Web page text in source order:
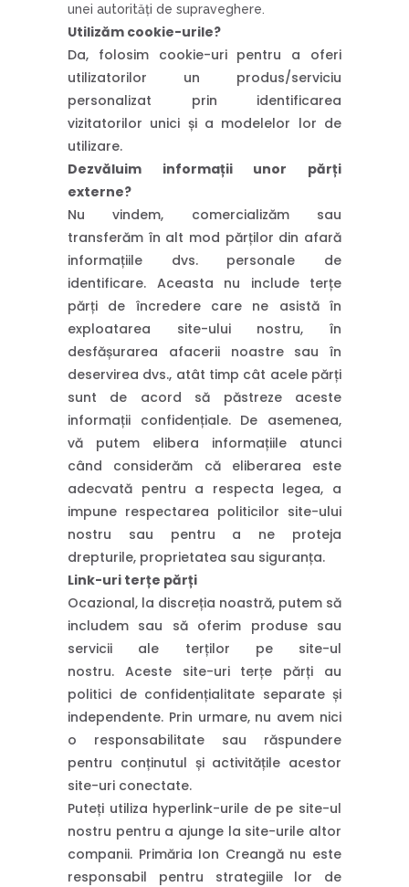
unei autorităţi de supraveghere.
Utilizăm cookie-urile?
Da, folosim cookie-uri pentru a oferi
utilizatorilor un produs/serviciu
personalizat prin identificarea
vizitatorilor unici și a modelelor lor de
utilizare.
Dezvăluim informații unor părți
externe?
Nu vindem, comercializăm sau
transferăm în alt mod părților din afară
informațiile dvs. personale de
identificare. Aceasta nu include terțe
părți de încredere care ne asistă în
exploatarea site-ului nostru, în
desfășurarea afacerii noastre sau în
deservirea dvs., atât timp cât acele părți
sunt de acord să păstreze aceste
informații confidențiale. De asemenea,
vă putem elibera informațiile atunci
când considerăm că eliberarea este
adecvată pentru a respecta legea, a
impune respectarea politicilor site-ului
nostru sau pentru a ne proteja
drepturile, proprietatea sau siguranța.
Link-uri terțe părți
Ocazional, la discreția noastră, putem să
includem sau să oferim produse sau
servicii ale terților pe site-ul
nostru. Aceste site-uri terțe părți au
politici de confidențialitate separate și
independente. Prin urmare, nu avem nici
o responsabilitate sau răspundere
pentru conținutul și activitățile acestor
site-uri conectate.
Puteți utiliza hyperlink-urile de pe site-ul
nostru pentru a ajunge la site-urile altor
companii. Primăria Ion Creangă nu este
responsabil pentru strategiile lor de